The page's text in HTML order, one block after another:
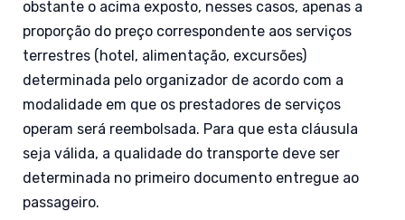
obstante o acima exposto, nesses casos, apenas a
proporção do preço correspondente aos serviços
terrestres (hotel, alimentação, excursões)
determinada pelo organizador de acordo com a
modalidade em que os prestadores de serviços
operam será reembolsada. Para que esta cláusula
seja válida, a qualidade do transporte deve ser
determinada no primeiro documento entregue ao
passageiro.